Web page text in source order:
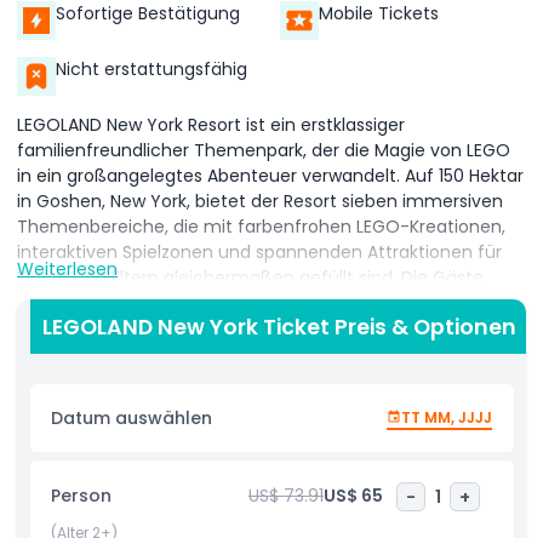
Sofortige Bestätigung Mobile Tickets
Nicht erstattungsfähig
LEGOLAND New York Resort ist ein erstklassiger
familienfreundlicher Themenpark, der die Magie von LEGO
in ein großangelegtes Abenteuer verwandelt. Auf 150 Hektar
in Goshen, New York, bietet der Resort sieben immersiven
Themenbereiche, die mit farbenfrohen LEGO-Kreationen,
interaktiven Spielzonen und spannenden Attraktionen für
Kinder und Eltern gleichermaßen gefüllt sind. Die Gäste
können kinderfreundliche Achterbahnen, praxisorientierte
LEGO-Bauworkshops und actiongeladene Erlebnisse im
LEGOLAND 4D-Kino genießen. Von mittelalterlichen
Training in LEGO Ninjago World – jeder Bereich ist darauf
ausgelegt, Kreativität und Fantasie zu fördern. Eine der
amerikanische Wahrzeichen in atemberaubender
Detailgenauigkeit mit Millionen LEGO-Steinen nachgebaut
werden. Live-Shows, Treffen mit Figuren und eine breite
Weiterlesen
LEGOLAND New York Ticket Preis & Optionen
Datum auswählen TT MM, JJJJ
Person US$ 73.91US$ 65 - 1 +
(Alter 2+)